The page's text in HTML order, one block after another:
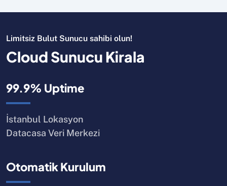
Limitsiz Bulut Sunucu sahibi olun!
Cloud Sunucu Kirala
99.9% Uptime
İstanbul Lokasyon
Datacasa Veri Merkezi
Otomatik Kurulum